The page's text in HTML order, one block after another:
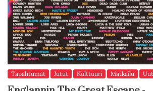
Tapahtumat Jutut Kulttuuri Matkailu